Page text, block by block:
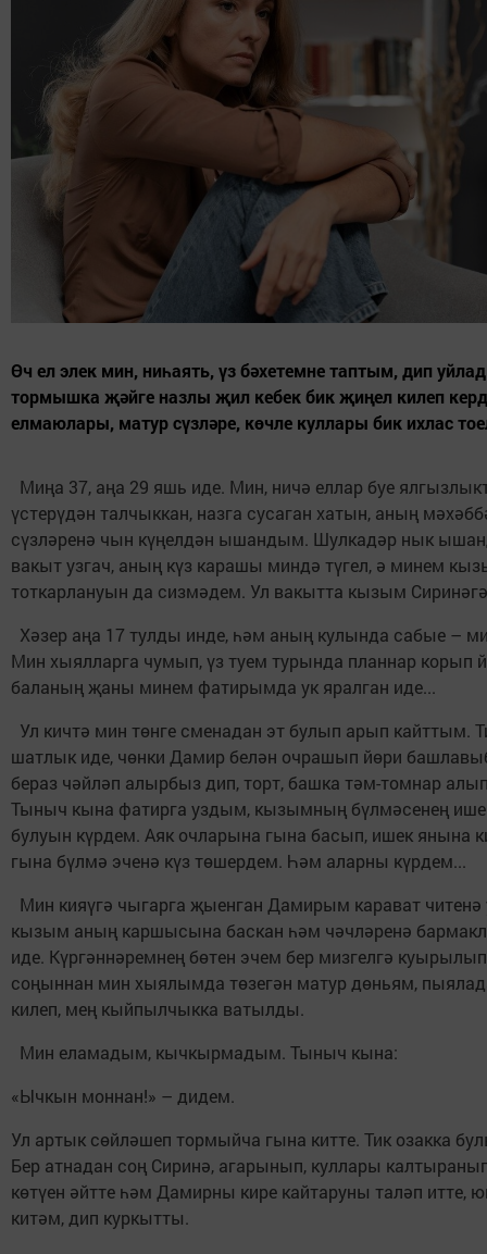
Өч ел элек мин, ниһаять, үз бәхетемне таптым, дип
тормышка җәйге назлы җил кебек бик җиңел килеп
елмаюлары, матур сүзләре, көчле куллары бик ихлас
Миңа 37, аңа 29 яшь иде. Мин, ничә еллар буе
үстерүдән талчыккан, назга сусаган хатын, аның
сүзләренә чын күңелдән ышандым. Шулкадәр нык
вакыт узгач, аның күз карашы миндә түгел, ә минем
тоткарлануын да сизмәдем. Ул вакытта кызым
Хәзер аңа 17 тулды инде, һәм аның кулында сабые –
Мин хыялларга чумып, үз туем турында планнар корып
баланың җаны минем фатирымда ук яралган иде...
Ул кичтә мин төнге сменадан эт булып арып кайттым.
шатлык иде, чөнки Дамир белән очрашып йөри
бераз чәйләп алырбыз дип, торт, башка тәм-томнар
Тыныч кына фатирга уздым, кызымның бүлмәсенең
булуын күрдем. Аяк очларына гына басып, ишек янына
гына бүлмә эченә күз төшердем. Һәм аларны күрдем...
Мин кияүгә чыгарга җыенган Дамирым карават читенә
кызым аның каршысына баскан һәм чәчләренә
иде. Күргәннәремнең бөтен эчем бер мизгелгә
соңыннан мин хыялымда төзегән матур дөньям,
килеп, мең кыйпылчыкка ватылды.
Мин еламадым, кычкырмадым. Тыныч кына:
«Ычкын моннан!» – дидем.
Ул артык сөйләшеп тормыйча гына китте. Тик озакка
Бер атнадан соң Сиринә, агарынып, куллары
көтүен әйтте һәм Дамирны кире кайтаруны таләп итте,
китәм, дип куркытты.